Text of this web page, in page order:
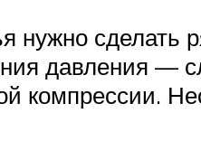
нужно сделать
давления —
компрессии.